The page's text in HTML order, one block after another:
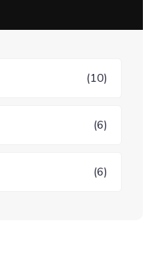
(10)
(6)
(6)